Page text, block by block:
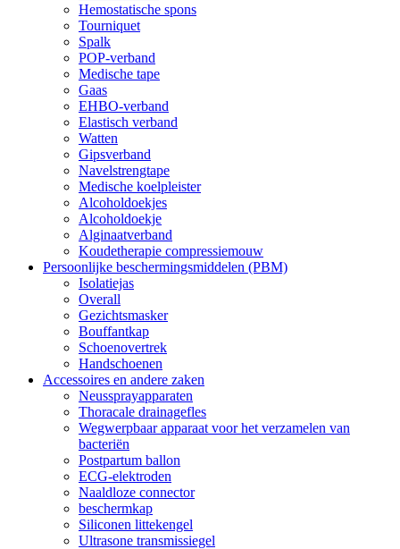
Hemostatische spons
Tourniquet
Spalk
POP-verband
Medische tape
Gaas
EHBO-verband
Elastisch verband
Watten
Gipsverband
Navelstrengtape
Medische koelpleister
Alcoholdoekjes
Alcoholdoekje
Alginaatverband
Koudetherapie compressiemouw
Persoonlijke beschermingsmiddelen (PBM)
Isolatiejas
Overall
Gezichtsmasker
Bouffantkap
Schoenovertrek
Handschoenen
Accessoires en andere zaken
Neussprayapparaten
Thoracale drainagefles
Wegwerpbaar apparaat voor het verzamelen van
bacteriën
Postpartum ballon
ECG-elektroden
Naaldloze connector
beschermkap
Siliconen littekengel
Ultrasone transmissiegel